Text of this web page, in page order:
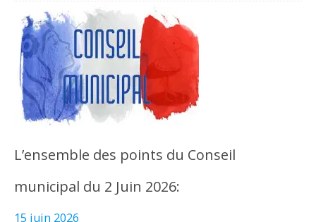
L’ensemble des points du Conseil
municipal du 2 Juin 2026:
15 juin 2026